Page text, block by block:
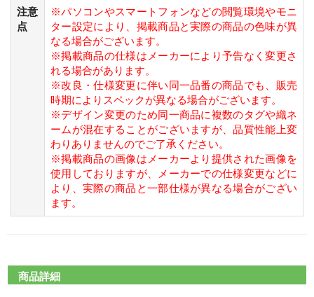
注意
点
※パソコンやスマートフォンなどの閲覧環境やモニ
ター設定により、掲載商品と実際の商品の色味が異
なる場合がございます。
※掲載商品の仕様はメーカーにより予告なく変更さ
れる場合があります。
※改良・仕様変更に伴い同一品番の商品でも、販売
時期によりスペックが異なる場合がございます。
※デザイン変更のため同一商品に複数のタグや織ネ
ームが混在することがございますが、品質性能上変
わりありませんのでご了承ください。
※掲載商品の画像はメーカーより提供された画像を
使用しておりますが、メーカーでの仕様変更などに
より、実際の商品と一部仕様が異なる場合がござい
ます。
商品詳細